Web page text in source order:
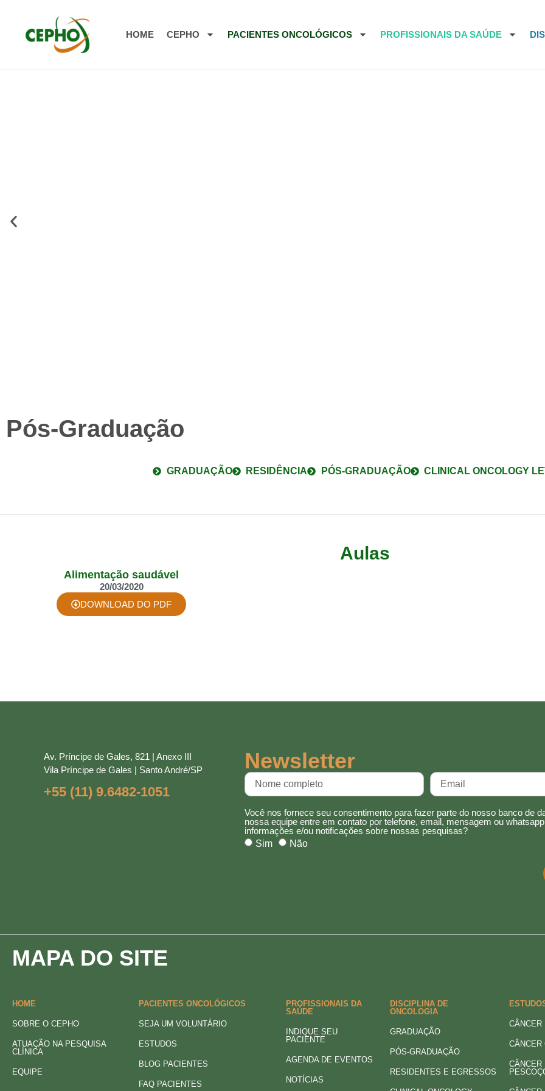
HOME CEPHO PACIENTES ONCOLÓGICOS PROFISSIONAIS DA SAÚDE
PROFISSIONAIS DA SAÚDE
indique e possibilite um tratamento inovador aos seus pacientes!
SAIBA MAIS
Pós-Graduação
GRADUAÇÃO RESIDÊNCIA PÓS-GRADUAÇÃO CLINICAL ONCOLOGY
Aulas
Alimentação saudável
20/03/2020
DOWNLOAD DO PDF
Av. Príncipe de Gales, 821 | Anexo III
Vila Príncipe de Gales | Santo André/SP
+55 (11) 9.6482-1051
Newsletter
Você nos fornece seu consentimento para fazer parte do nosso banco de
nossa equipe entre em contato por telefone, email, mensagem ou
informações e/ou notificações sobre nossas pesquisas?
Sim
Não
MAPA DO SITE
HOME
SOBRE O CEPHO
ATUAÇÃO NA PESQUISA
CLÍNICA
EQUIPE
PACIENTES ONCOLÓGICOS
SEJA UM VOLUNTÁRIO
ESTUDOS
BLOG PACIENTES
FAQ PACIENTES
PROFISSIONAIS DA
SAÚDE
INDIQUE SEU
PACIENTE
AGENDA DE EVENTOS
NOTÍCIAS
DISCIPLINA DE
ONCOLOGIA
GRADUAÇÃO
PÓS-GRADUAÇÃO
RESIDENTES E EGRESSOS
CÂNCER
CÂNCER
CÂNCER